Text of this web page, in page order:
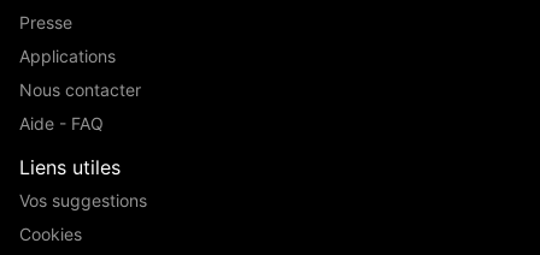
Presse
Applications
Nous contacter
Aide - FAQ
Liens utiles
Vos suggestions
Cookies